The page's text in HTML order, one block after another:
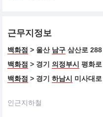
근무지정보
백화점 > 울산 남구 삼산로 288
백화점 > 경기 의정부시 평화
백화점 > 경기 하남시 미사대
인근지하철